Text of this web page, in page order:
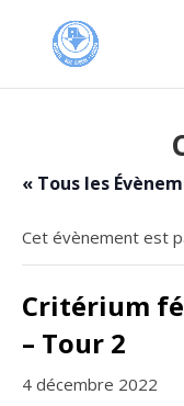
« Tous les
Cet évènement est
Critérium
– Tour 2
4 décembre 2022